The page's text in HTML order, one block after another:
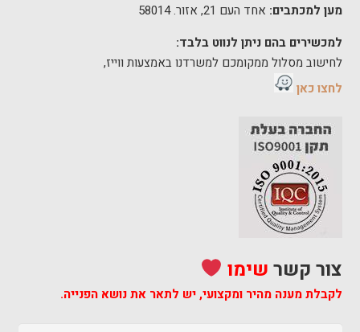
מען למכתבים: אחד העם 21, אזור. 58014
למכשירים בהם ניתן לנווט בלבד:
לחישוב מסלול ממקומכם למשרדנו באמצעות ווייז,
לחצו כאן
צור קשר שימו
לקבלת מענה מהיר ומקצועי,יש לתאר את נושא הפנייה.